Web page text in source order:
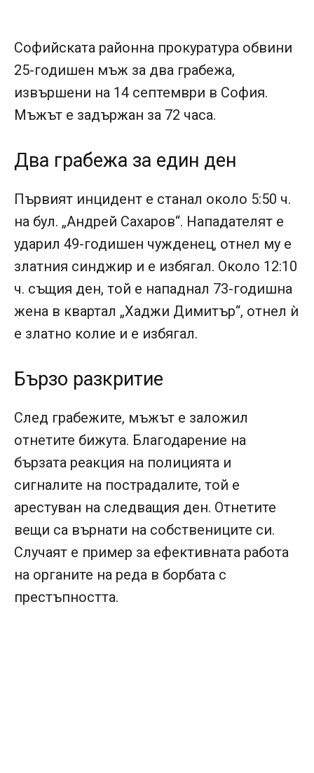
Софийската районна прокуратура обвини
25-годишен мъж за два грабежа,
извършени на 14 септември в София.
Мъжът е задържан за 72 часа.
Два грабежа за един ден
Първият инцидент е станал около 5:50 ч.
на бул. „Андрей Сахаров“. Нападателят е
ударил 49-годишен чужденец, отнел му е
златния синджир и е избягал. Около 12:10
ч. същия ден, той е нападнал 73-годишна
жена в квартал „Хаджи Димитър“, отнел ѝ
е златно колие и е избягал.
Бързо разкритие
След грабежите, мъжът е заложил
отнетите бижута. Благодарение на
бързата реакция на полицията и
сигналите на пострадалите, той е
арестуван на следващия ден. Отнетите
вещи са върнати на собствениците си.
Случаят е пример за ефективната работа
на органите на реда в борбата с
престъпността.